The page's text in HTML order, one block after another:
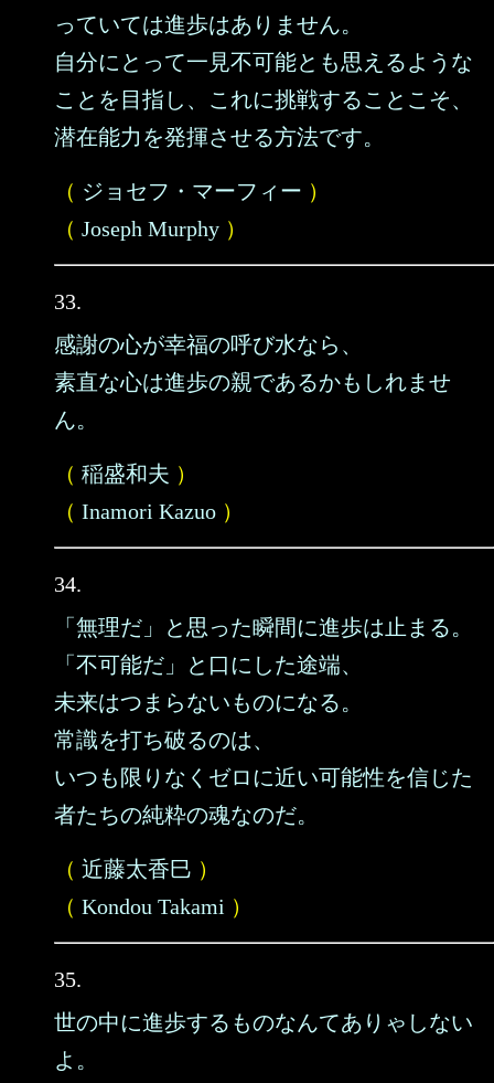
っていては進歩はありません。
自分にとって一見不可能とも思えるような
ことを目指し、これに挑戦することこそ、
潜在能力を発揮させる方法です。
（ ジョセフ・マーフィー ）
（ Joseph Murphy ）
33.
感謝の心が幸福の呼び水なら、
素直な心は進歩の親であるかもしれませ
ん。
（ 稲盛和夫 ）
（ Inamori Kazuo ）
34.
「無理だ」と思った瞬間に進歩は止まる。
「不可能だ」と口にした途端、
未来はつまらないものになる。
常識を打ち破るのは、
いつも限りなくゼロに近い可能性を信じた
者たちの純粋の魂なのだ。
（ 近藤太香巳 ）
（ Kondou Takami ）
35.
世の中に進歩するものなんてありゃしない
よ。